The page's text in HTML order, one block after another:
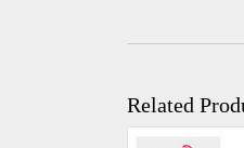
Related